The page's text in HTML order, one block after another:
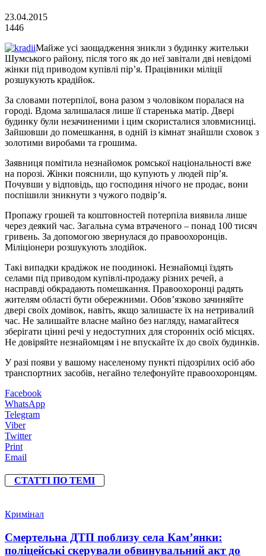
23.04.2015
1446
Майже усі заощадження зникли з будинку жительки
Шумського району, після того як до неї завітали дві невідомі
жінки під приводом купівлі пір’я. Працівники міліції
розшукують крадійок.
За словами потерпілої, вона разом з чоловіком поралася на
городі. Вдома залишалася лише її старенька матір. Двері
будинку були незачиненими і цим скористалися зловмисниці.
Зайшовши до помешкання, в одній із кімнат знайшли сховок з
золотими виробами та грошима.
Заявниця помітила незнайомок ромської національності вже
на порозі. Жінки пояснили, що купують у людей пір’я.
Почувши у відповідь, що господиня нічого не продає, вони
поспішили зникнути з чужого подвір’я.
Пропажу грошей та коштовностей потерпіла виявила лише
через деякий час. Загальна сума втраченого – понад 100 тисяч
гривень. За допомогою звернулася до правоохоронців.
Міліціонери розшукують злодійок.
Такі випадки крадіжок не поодинокі. Незнайомці їздять
селами під приводом купівлі-продажу різних речей, а
насправді обкрадають помешкання. Правоохоронці радять
жителям області бути обережними. Обов’язково зачиняйте
двері своїх домівок, навіть, якщо залишаєте їх на нетривалий
час. Не залишайте власне майно без нагляду, намагайтеся
зберігати цінні речі у недоступних для сторонніх осіб місцях.
Не довіряйте незнайомцям і не впускайте їх до своїх будинків.
У разі появи у вашому населеному пункті підозрілих осіб або
транспортних засобів, негайно телефонуйте правоохоронцям.
Facebook
WhatsApp
Telegram
Viber
Twitter
Print
Email
СТАТТІ ПО ТЕМІ
Кримінал
Смертельна ДТП поблизу села Кам’янки:
поліцейські скерували обвинувальний акт до